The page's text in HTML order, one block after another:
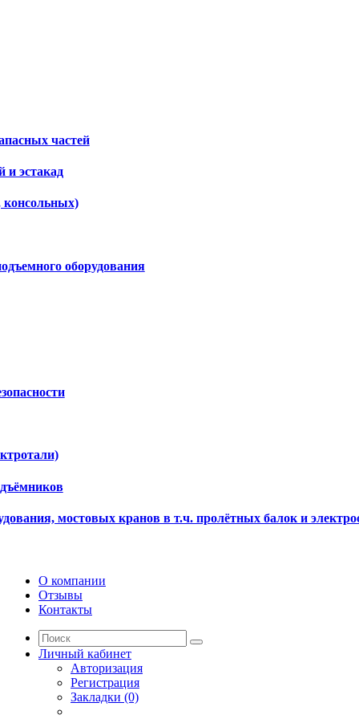
частей
и эстакад
консольных)
оборудования
мостовых кранов в т.ч. пролётных балок и
О компании
Отзывы
Контакты
Личный кабинет
Авторизация
Регистрация
Закладки (0)